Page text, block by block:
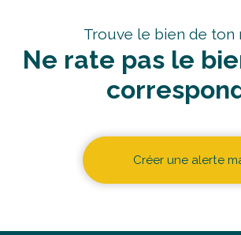
Trouve le bien de ton
Ne rate pas le
Créer une alerte